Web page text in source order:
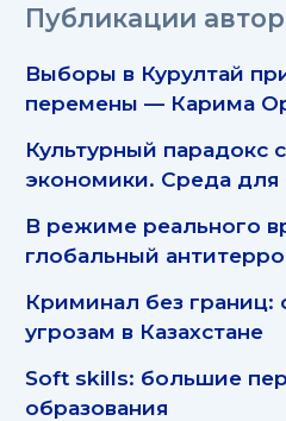
Публикации
Выборы в Курултай
перемены — Карима
Культурный парадокс
экономики. Среда для
В режиме реального
глобальный
Криминал без границ:
угрозам в Казахстане
Soft skills: большие
образования